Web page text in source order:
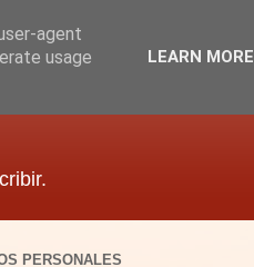
PERSONALES
agent
usage
LEARN MORE